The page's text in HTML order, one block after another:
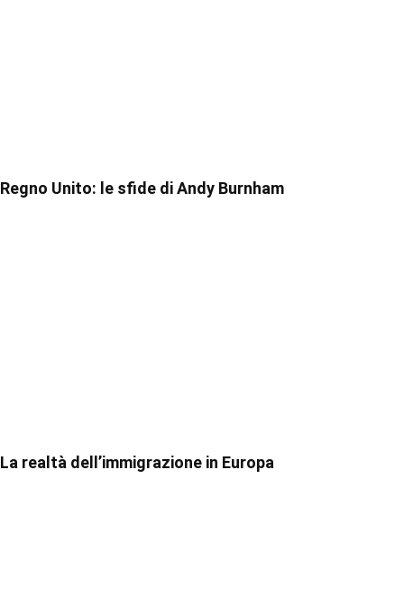
Regno Unito: le sfide di Andy Burnham
La realtà dell’immigrazione in Europa